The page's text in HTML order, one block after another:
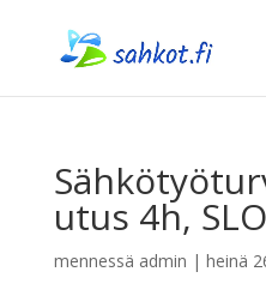
utus 4h,
mennessä admin | heinä